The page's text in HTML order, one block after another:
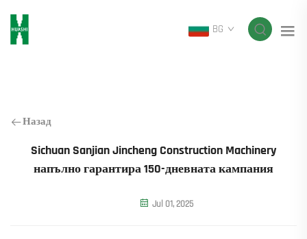
BG
Назад
Sichuan Sanjian Jincheng Construction Machinery
напълно гарантира 150-дневната кампания
Jul 01, 2025